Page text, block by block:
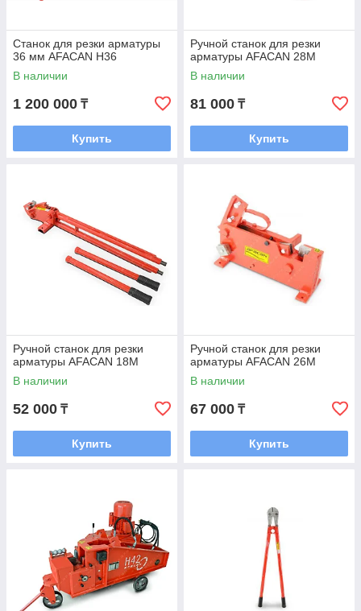
Станок для резки арматуры
36 мм AFACAN H36
В наличии
1 200 000 ₸
Купить
Ручной станок для резки
арматуры AFACAN 28М
В наличии
81 000 ₸
Купить
Ручной станок для резки
арматуры AFACAN 18М
В наличии
52 000 ₸
Купить
Ручной станок для резки
арматуры AFACAN 26М
В наличии
67 000 ₸
Купить